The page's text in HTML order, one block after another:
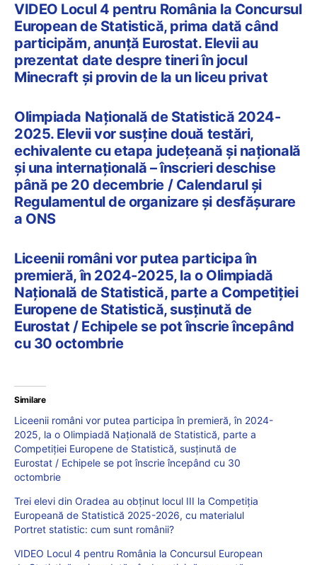
VIDEO Locul 4 pentru România la Concursul
European de Statistică, prima dată când
participăm, anunță Eurostat. Elevii au
prezentat date despre tineri în jocul
Minecraft și provin de la un liceu privat
Olimpiada Națională de Statistică 2024-
2025. Elevii vor susține două testări,
echivalente cu etapa județeană și națională
și una internațională – înscrieri deschise
până pe 20 decembrie / Calendarul și
Regulamentul de organizare și desfășurare
a ONS
Liceenii români vor putea participa în
premieră, în 2024-2025, la o Olimpiadă
Națională de Statistică, parte a Competiției
Europene de Statistică, susținută de
Eurostat / Echipele se pot înscrie începând
cu 30 octombrie
Similare
Liceenii români vor putea participa în premieră, în 2024-
2025, la o Olimpiadă Națională de Statistică, parte a
Competiției Europene de Statistică, susținută de
Eurostat / Echipele se pot înscrie începând cu 30
octombrie
Trei elevi din Oradea au obținut locul III la Competiția
Europeană de Statistică 2025-2026, cu materialul
Portret statistic: cum sunt românii?
VIDEO Locul 4 pentru România la Concursul European